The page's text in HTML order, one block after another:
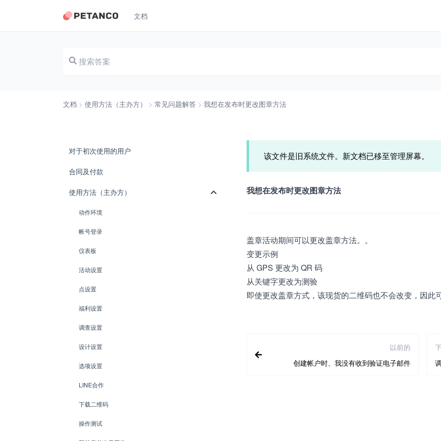
文档
文档 > 使用方法（主办方） > 常见问题解答 > 我想在发布时更改图章方法
对于初次使用的用户
合同及付款
使用方法（主办方）
动作环境
帐号登录
仪表板
活动设置
点设置
福利设置
调查设置
设计设置
选项设置
LINE合作
下载二维码
操作测试
该文件是旧系统文件。新文档已移至管理屏幕。
我想在发布时更改图章方法
盖章活动期间可以更改盖章方法。。
变更示例
从 GPS 更改为 QR 码
从关键字更改为测验
即使更改盖章方式，该现货的二维码也不会改变，因此
以前的
创建帐户时、我没有收到验证电子邮件